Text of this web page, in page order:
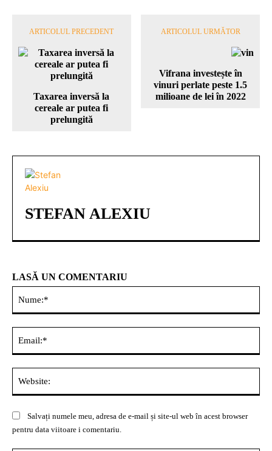
ARTICOLUL PRECEDENT
Taxarea inversă la
cereale ar putea fi
prelungită
ARTICOLUL URMĂTOR
Vifrana investește în
vinuri perlate peste 1.5
milioane de lei în 2022
STEFAN ALEXIU
LASĂ UN COMENTARIU
Salvați numele meu, adresa de e-mail și site-ul web în acest browser
pentru data viitoare i comentariu.